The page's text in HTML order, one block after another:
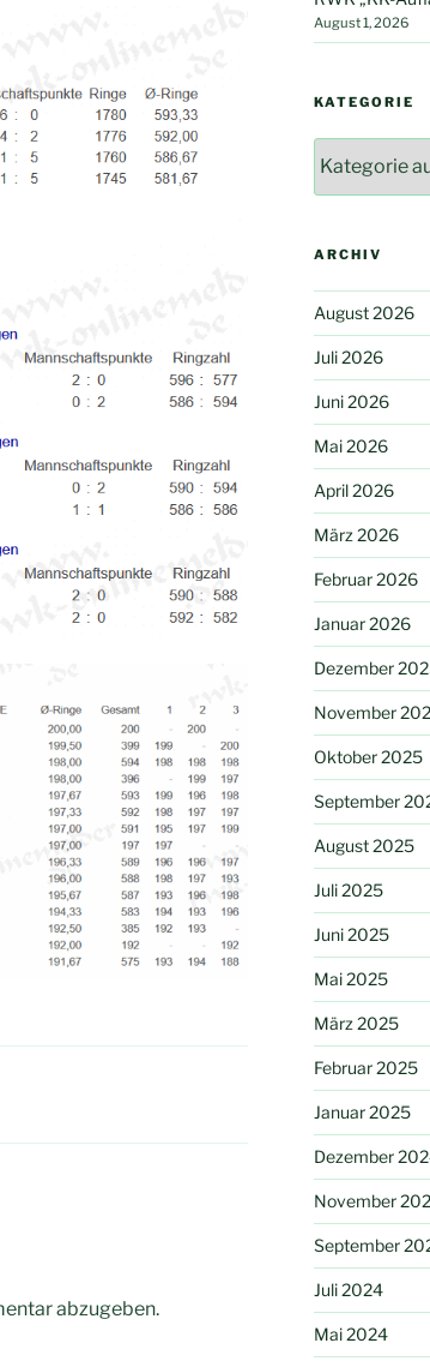
abzugeben.
August 1, 2026
KATEGORIE
ARCHIV
August 2026
Juli 2026
Juni 2026
Mai 2026
April 2026
März 2026
Februar 2026
Januar 2026
Dezember
November
Oktober 2025
September
August 2025
Juli 2025
Juni 2025
Mai 2025
März 2025
Februar 2025
Januar 2025
Dezember
November
September
Juli 2024
Mai 2024